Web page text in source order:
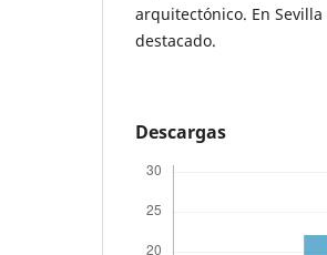
arquitectónico. En
destacado.
Descargas